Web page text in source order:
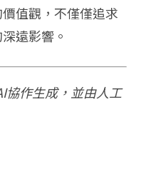
值觀，不僅僅追求
遠影響。
協作生成，並由人工